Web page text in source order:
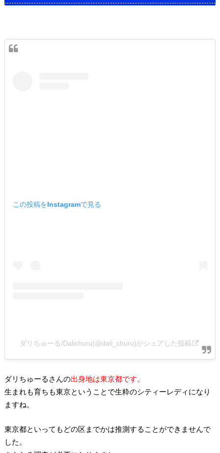
この投稿をInstagramで見る
ダリちゅーる/Dalichuru(@dali_churu)がシェアした投稿
ダリちゅーるさんの出身地は東京都です。
生まれも育ちも東京ということで生粋のシティーレディになり
ますね。
東京都といってもどの区までかは推測することができませんで
した。